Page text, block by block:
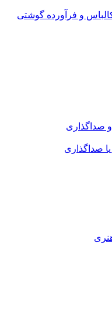
و فرآورده گوشتی
و صداگذاری
یا صداگذاری